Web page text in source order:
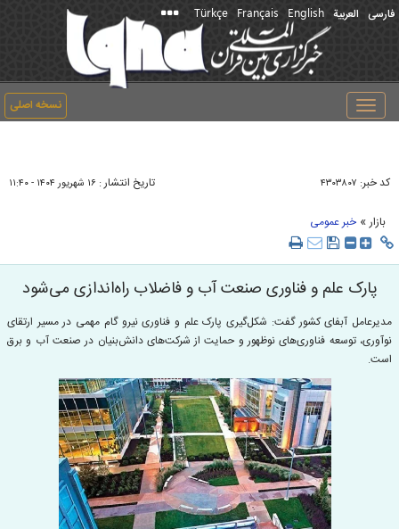
فارسی العربیة English
Français
Türkçe
نسخه اصلی
Toggle
navigation
کد خبر: ۴۳۰۳۸۰۷ تاریخ انتشار : ۱۶ شهريور ۱۴۰۴ - ۱۱:۴۰
بازار» خبر عمومی
پارک علم و فناوری صنعت آب و فاضلاب راه‌اندازی می‌شود
مدیرعامل آبفای کشور گفت: شکل‌گیری پارک علم و فناوری نیرو گام مهمی در مسیر ارتقای
نوآوری، توسعه فناوری‌های نوظهور و حمایت از شرکت‌های دانش‌بنیان در صنعت آب و برق
است.